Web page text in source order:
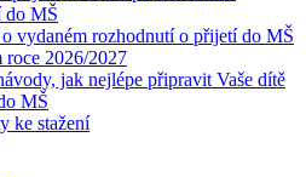
do MŠ
vydaném rozhodnutí o přijetí do MŠ
roce 2026/2027
jak nejlépe připravit Vaše dítě
MŠ
ke stažení